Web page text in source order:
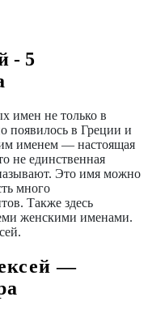
- 5
имен не только в
появилось в Греции и
именем — настоящая
не единственная
Это имя можно
много
Также здесь
женскими именами.
.
—